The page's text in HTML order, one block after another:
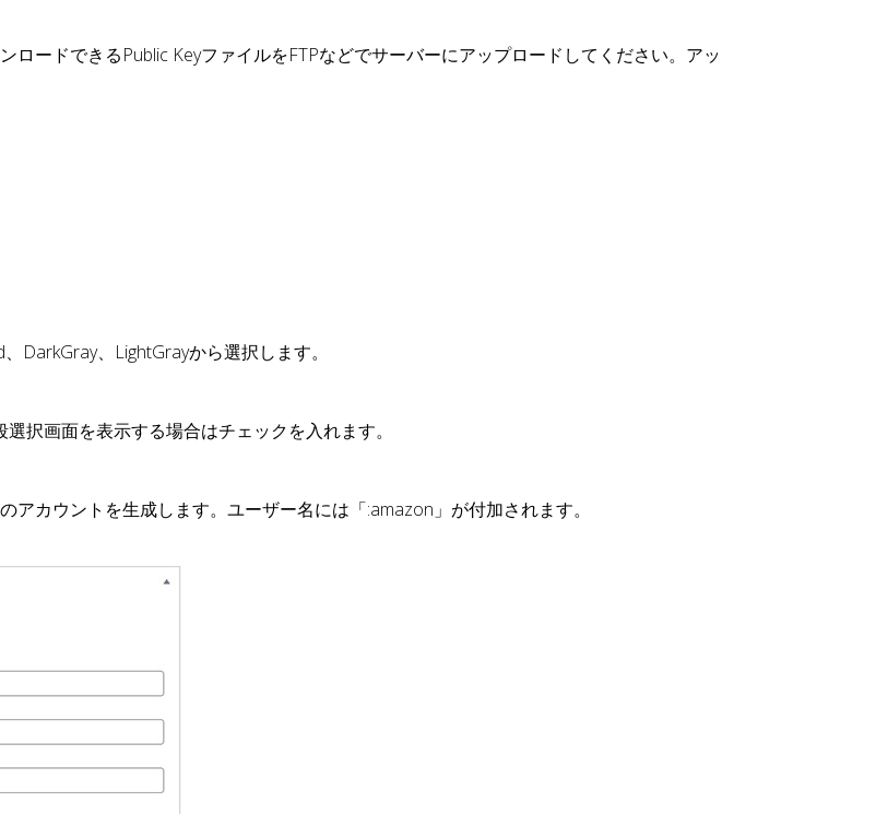
ードできるPublic KeyファイルをFTPなどでサーバーにアップロードしてください。アッ
DarkGray、LightGrayから選択します。
択画面を表示する場合はチェックを入れます。
カウントを生成します。ユーザー名には「:amazon」が付加されます。